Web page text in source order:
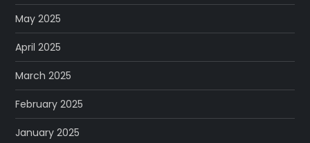
May 2025
April 2025
March 2025
February 2025
January 2025